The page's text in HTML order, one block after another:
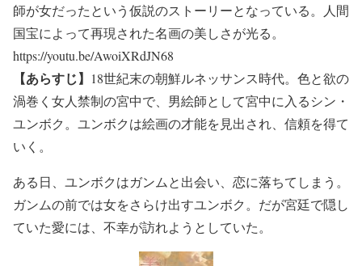
師が女だったという仮説のストーリーとなっている。人間
国宝によって再現された名画の美しさが光る。
https://youtu.be/AwoiXRdJN68
【あらすじ】 18世紀末の朝鮮ルネッサンス時代。色と欲の
渦巻く女人禁制の宮中で、男絵師として宮中に入るシン・
ユンボク。ユンボクは絵画の才能を見出され、信頼を得て
いく。
ある日、ユンボクはガンムと出会い、恋に落ちてしまう。
ガンムの前では女をさらけ出すユンボク。だが宮廷で隠し
ていた愛には、不幸が訪れようとしていた。